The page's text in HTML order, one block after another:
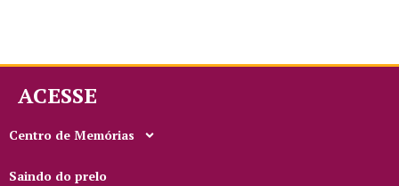
ACESSE
Centro de Memórias
Saindo do prelo